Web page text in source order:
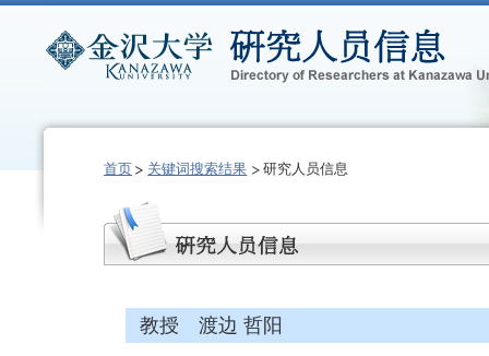
首页 关键词搜索结果 研究人员信息
教授 渡边 哲阳